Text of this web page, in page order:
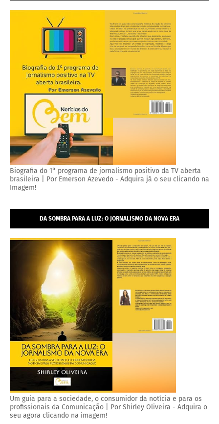
Biografia do 1° programa de jornalismo positivo da TV aberta
brasileira | Por Emerson Azevedo - Adquira já o seu clicando na
Imagem!
DA SOMBRA PARA A LUZ: O JORNALISMO DA NOVA ERA
Um guia para a sociedade, o consumidor da notícia e para os
profissionais da Comunicação | Por Shirley Oliveira - Adquira o
seu agora clicando na imagem!